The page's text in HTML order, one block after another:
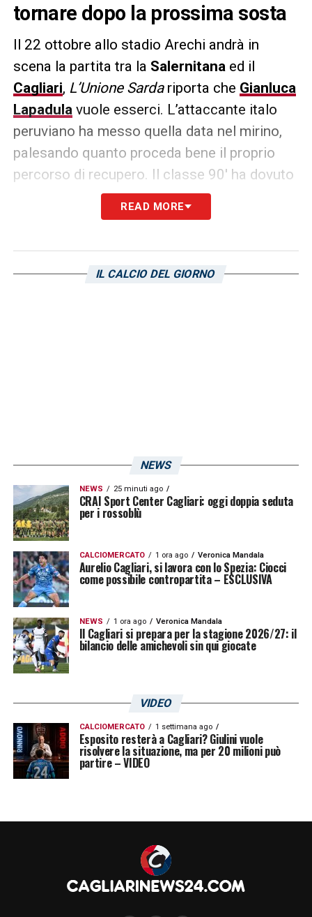
tornare dopo la prossima sosta
Il 22 ottobre allo stadio Arechi andrà in
scena la partita tra la Salernitana ed il
Cagliari, L’Unione Sardariporta che Gianluca
Lapadulavuole esserci. L’attaccante italo
peruviano ha messo quella data nel mirino,
palesando quanto proceda bene il proprio
percorso di recupero. Il classe 90′ ha dovuto
fare un opera di mediazione con la propria
grande voglia di fare, scaturita in modo
inutili ricadute!
LA PLAYLIST DELLE NOSTRE TOP NEWS
READ MORE
IL CALCIO DEL GIORNO
NEWS
NEWS 25 minuti ago
CRAI Sport Center Cagliari: oggi doppia seduta
per i rossoblù
CALCIOMERCATO 1 ora ago Veronica Mandala
Aurelio Cagliari, si lavora con lo Spezia: Ciocci
come possibile contropartita – ESCLUSIVA
NEWS 1 ora ago Veronica Mandala
Il Cagliari si prepara per la stagione 2026/27: il
bilancio delle amichevoli sin qui giocate
VIDEO
CALCIOMERCATO 1 settimana ago
Esposito resterà a Cagliari? Giulini vuole
risolvere la situazione, ma per 20 milioni può
partire – VIDEO